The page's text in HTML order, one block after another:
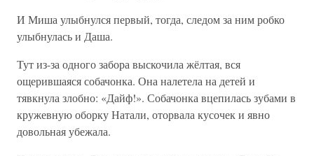
И Миша улыбнулся первый, тогда, следом за ним робко
улыбнулась и Даша.
Тут из-за одного забора выскочила жёлтая, вся
ощерившаяся собачонка. Она налетела на детей и
тявкнула злобно: «Дайф!». Собачонка вцепилась зубами в
кружевную оборку Натали, оторвала кусочек и явно
довольная убежала.